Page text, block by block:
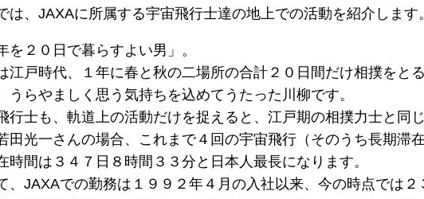
は、JAXAに所属する宇宙飛行士達の地上での活動を紹介します。
を２０日で暮らすよい男」。
江戸時代、１年に春と秋の二場所の合計２０日間だけ相撲をと
うらやましく思う気持ちを込めてうたった川柳です。
行士も、軌道上の活動だけを捉えると、江戸期の相撲力士と同
田光一さんの場合、これまで４回の宇宙飛行（そのうち長期滞
時間は３４７日８時間３３分と日本人最長になります。
、JAXAでの勤務は１９９２年４月の入社以来、今の時点では